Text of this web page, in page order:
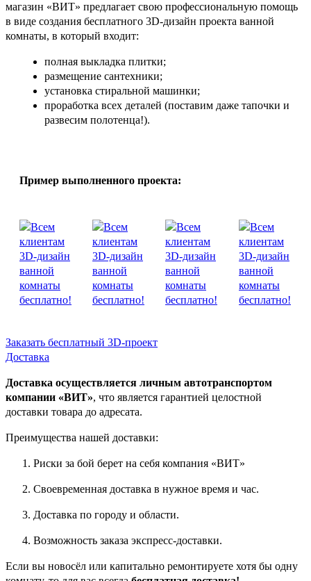
магазин «ВИТ» предлагает свою профессиональную помощь
в виде создания бесплатного 3D-дизайн проекта ванной
комнаты, в который входит:
полная выкладка плитки;
размещение сантехники;
установка стиральной машинки;
проработка всех деталей (поставим даже тапочки и
развесим полотенца!).
Пример выполненного проекта:
Заказать бесплатный 3D-проект
Доставка
Доставка осуществляется личным автотранспортом
компании «ВИТ», что является гарантией целостной
доставки товара до адресата.
Преимущества нашей доставки:
Риски за бой берет на себя компания «ВИТ»
Своевременная доставка в нужное время и час.
Доставка по городу и области.
Возможность заказа экспресс-доставки.
Если вы новосёл или капитально ремонтируете хотя бы одну